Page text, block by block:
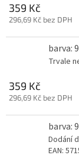
359 Kč
296,69 Kč bez DPH
barva:
Trvale
359 Kč
296,69 Kč bez DPH
barva:
Dodání
EAN: